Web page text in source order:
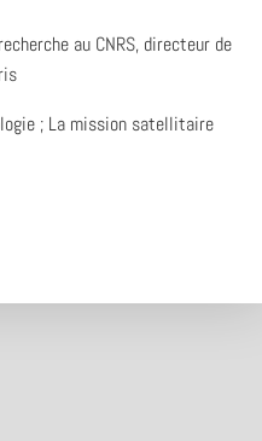
au CNRS, directeur de
; La mission satellitaire